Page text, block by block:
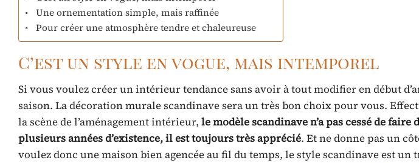
Une ornementation simple, mais raffinée
Pour créer une atmosphère tendre et chaleureuse
C’est un style en vogue, mais intemporel
Si vous voulez créer un intérieur tendance sans avoir à tout modifier en début
saison. La décoration murale scandinave sera un très bon choix pour vous.
la scène de l’aménagement intérieur, le modèle scandinave n’a pas cessé de faire
plusieurs années d’existence, il est toujours très apprécié. Et ne donne pas un
voulez donc une maison bien agencée au fil du temps, le style scandinave est